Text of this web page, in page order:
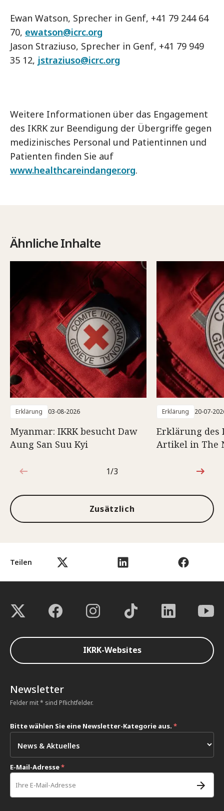
Teilen
Ewan Watson, Sprecher in Genf, +41 79 244 64
70, ewatson@icrc.org
Jason Straziuso, Sprecher in Genf, +41 79 949
35 12, jstraziuso@icrc.org
Weitere Informationen über das Engagement
des IKRK zur Beendigung der Übergriffe gegen
medizinisches Personal und Patientinnen und
Patienten finden Sie auf
www.healthcareindanger.org.
Ähnliche Inhalte
Erklärung 03-08-2026
Myanmar: IKRK besucht Daw
Aung San Suu Kyi
Erklärung 20-07-
Erklärung des
Artikel in The
1von3
1/3
Zusätzlich
IKRK-Websites
Newsletter
Felder mit * sind Pflichtfelder.
Bitte wählen Sie eine Newsletter-Kategorie aus. *
E-Mail-Adresse*